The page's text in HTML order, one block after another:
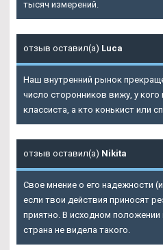
тысяч измерений.
отзыв оставил(а) Luca
Наш внутренний рынок
число сторонников вижу, у кого
классиста, а кто конькист или
отзыв оставил(а) Nikita
Свое мнение о его надежности
если твои действия приносят
приятно. В исходном
страна не видела такого.